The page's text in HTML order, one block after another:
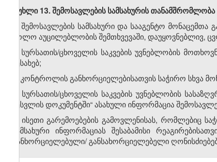
მუხლი 13.შემოსავლებისსამსახურისთანამშრომლობა
1. შემოსავლების სამსახური და სააგენტო
ხოლო აუცილებლობის შემთხვევაში, დაუყოვნებლივ,
ა) სურსათის/ცხოველის საკვების უვნებლობის
შესახებ;
ბ) კონ­ტრო­ლის განხორციელებისათვის საჭირო სხვა
2. სურსათის/ცხოველის საკვების უვნებლობის
შესვლის დოკუმენტში“ ასახული ინფორმაცია
3. ისეთი გარემოებების გამოვლენისას, რომლებიც
სამსახური ინფორმაციას შესაბამისი
განხორციელებული/ განსახორციელებელი